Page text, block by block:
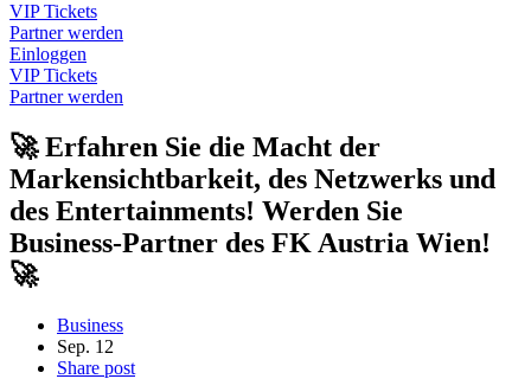
VIP Tickets
Partner werden
Einloggen
VIP Tickets
Partner werden
🚀 Erfahren Sie die Macht der
Markensichtbarkeit, des Netzwerks und
des Entertainments! Werden Sie
Business-Partner des FK Austria Wien!
🚀
Business
Sep. 12
Share post